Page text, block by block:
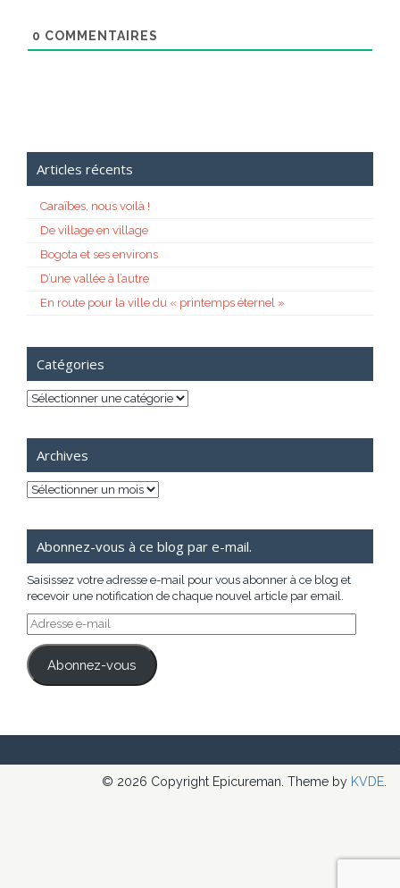
0 COMMENTAIRES
Articles récents
Caraïbes, nous voilà !
De village en village
Bogota et ses environs
D’une vallée à l’autre
En route pour la ville du « printemps éternel »
Catégories
Catégories
Archives
Archives
Abonnez-vous à ce blog par e-mail.
Saisissez votre adresse e-mail pour vous abonner à ce blog et
recevoir une notification de chaque nouvel article par email.
Adresse
e-
mail
Abonnez-vous
© 2026 Copyright Epicureman. Theme by KVDE.